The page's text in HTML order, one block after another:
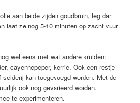
aan beide zijden goudbruin, leg dan
laat ze nog 5-10 minuten op zacht vuur
wel eens met wat andere kruiden:
cayennepeper, kerrie. Ook een restje
selderij kan toegevoegd worden. Met de
ook nog gevarieerd worden.
te experimenteren.